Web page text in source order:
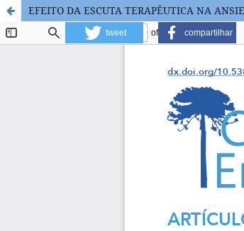
EFEITO DA ESCUTA TERAPÊUTICA NA
tweet compartilhar